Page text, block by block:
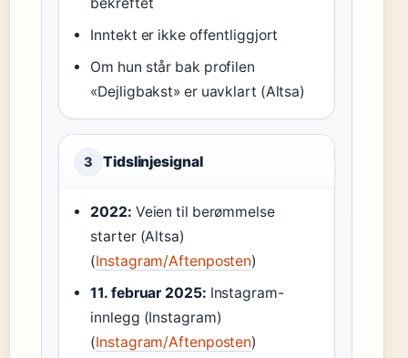
Inntekt er ikke offentliggjort
Om hun står bak profilen
«Dejligbakst» er uavklart (Altsa)
3 Tidslinjesignal
2022: Veien til berømmelse
starter (Altsa)
(Instagram/Aftenposten)
11. februar 2025: Instagram-
innlegg (Instagram)
(Instagram/Aftenposten)